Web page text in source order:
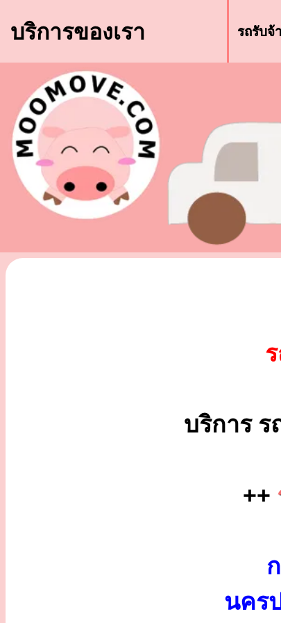
บริการของเรา รถรับจ้
บริการ ร
++
นคร